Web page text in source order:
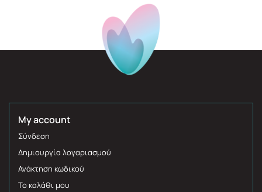
My account
Σύνδεση
Δημιουργία λογαριασμού
Ανάκτηση κωδικού
Το καλάθι μου